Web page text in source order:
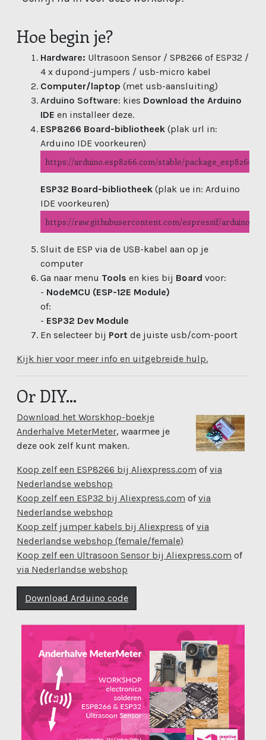
Hoe begin je?
Hardware: Ultrasoon Sensor / SP8266 of ESP32 /
4 x dupond-jumpers / usb-micro kabel
Computer/laptop (met usb-aansluiting)
Arduino Software: kies Download the Arduino
IDE en installeer deze.
ESP8266 Board-bibliotheek (plak url in:
Arduino IDE voorkeuren)
https://arduino.esp8266.com/stable/
ESP32 Board-bibliotheek (plak ue in: Arduino
IDE voorkeuren)
https://raw.githubusercontent.com/espressif/arduino-
Sluit de ESP via de USB-kabel aan op je
computer
Ga naar menu Tools en kies bij Board voor:
- NodeMCU (ESP-12E Module)
of:
- ESP32 Dev Module
En selecteer bij Portde juiste usb/com-poort
Kijk hier voor meer info en uitgebreide hulp.
Or DIY...
Download het Worskhop-boekje
Anderhalve MeterMeter, waarmee je
deze ook zelf kunt maken.
Koop zelf een ESP8266 bij Aliexpress.com ofvia
Nederlandse webshop
Koop zelf een ESP32 bij Aliexpress.com ofvia
Nederlandse webshop
Koop zelf jumper kabels bij Aliexpress ofvia
Nederlandse webshop (female/female)
Koop zelf een Ultrasoon Sensor bij Aliexpress.com of
via Nederlandse webshop
Download Arduino code